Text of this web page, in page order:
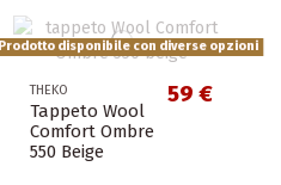
Prodotto disponibile con diverse opzioni
THEKO
Tappeto Wool
Comfort Ombre
550 Beige
59 €